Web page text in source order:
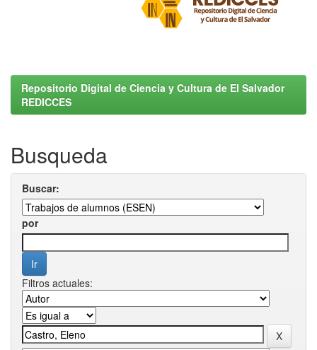
Repositorio Digital de Ciencia y Cultura de El Salvador
REDICCES
Busqueda
Buscar:
por
Filtros actuales: